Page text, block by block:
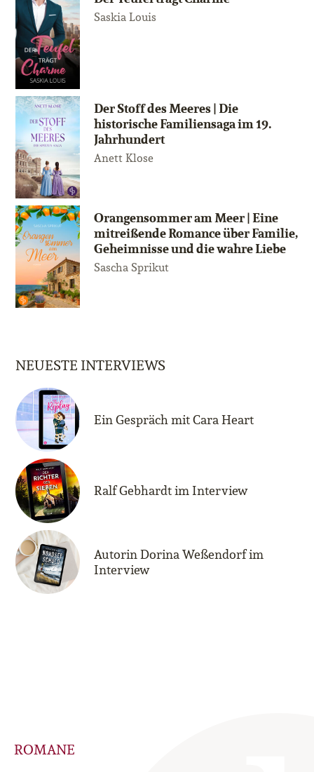
Saskia Louis
Der Stoff des Meeres | Die
historische Familiensaga im 19.
Jahrhundert
Anett Klose
Orangensommer am Meer | Eine
mitreißende Romance über Familie,
Geheimnisse und die wahre Liebe
Sascha Sprikut
NEUESTE INTERVIEWS
Ein Gespräch mit Cara Heart
Ralf Gebhardt im Interview
Autorin Dorina Weßendorf im
Interview
ROMANE